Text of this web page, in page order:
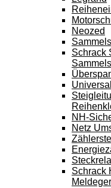
Neozed
Schrack
NH-
Netz
Schrack